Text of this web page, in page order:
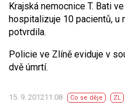
Krajská nemocnice T. Bati
hospitalizuje 10 pacientů, u
potvrdila.
Policie ve Zlíně eviduje v
dvě úmrtí.
15. 9. 201211:08 Co se děje ZL